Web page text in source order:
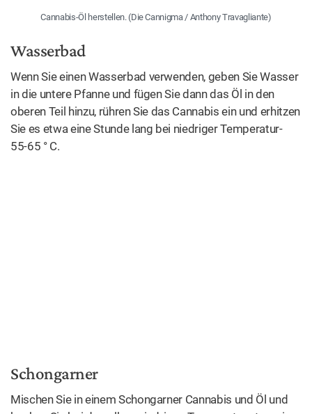
Cannabis-Öl herstellen. (Die Cannigma / Anthony Travagliante)
Wasserbad
Wenn Sie einen Wasserbad verwenden, geben Sie Wasser
in die untere Pfanne und fügen Sie dann das Öl in den
oberen Teil hinzu, rühren Sie das Cannabis ein und erhitzen
Sie es etwa eine Stunde lang bei niedriger Temperatur-
55-65 ° C.
Schongarner
Mischen Sie in einem Schongarner Cannabis und Öl und